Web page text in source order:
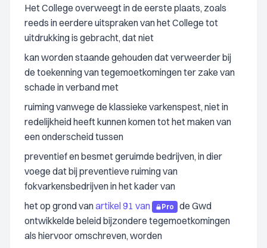
Het College overweegt in de eerste plaats, zoals
reeds in eerdere uitspraken van het College tot
uitdrukking is gebracht, dat niet
kan worden staande gehouden dat verweerder bij
de toekenning van tegemoetkomingen ter zake van
schade in verband met
ruiming vanwege de klassieke varkenspest, niet in
redelijkheid heeft kunnen komen tot het maken van
een onderscheid tussen
preventief en besmet geruimde bedrijven, in dier
voege dat bij preventieve ruiming van
fokvarkensbedrijven in het kader van
het op grond vanartikel 91 van Pro
de Gwd
ontwikkelde beleid bijzondere tegemoetkomingen
als hiervoor omschreven, worden